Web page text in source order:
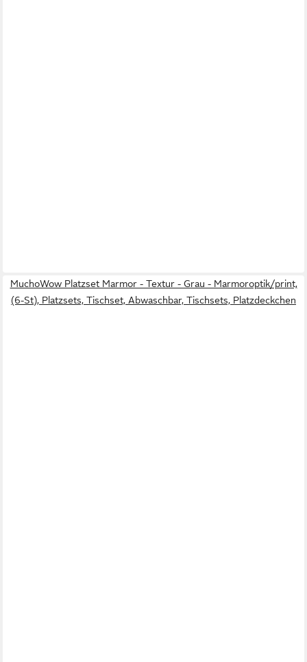
MuchoWow Platzset Marmor - Textur - Grau - Marmoroptik/print,
(6-St), Platzsets, Tischset, Abwaschbar, Tischsets, Platzdeckchen